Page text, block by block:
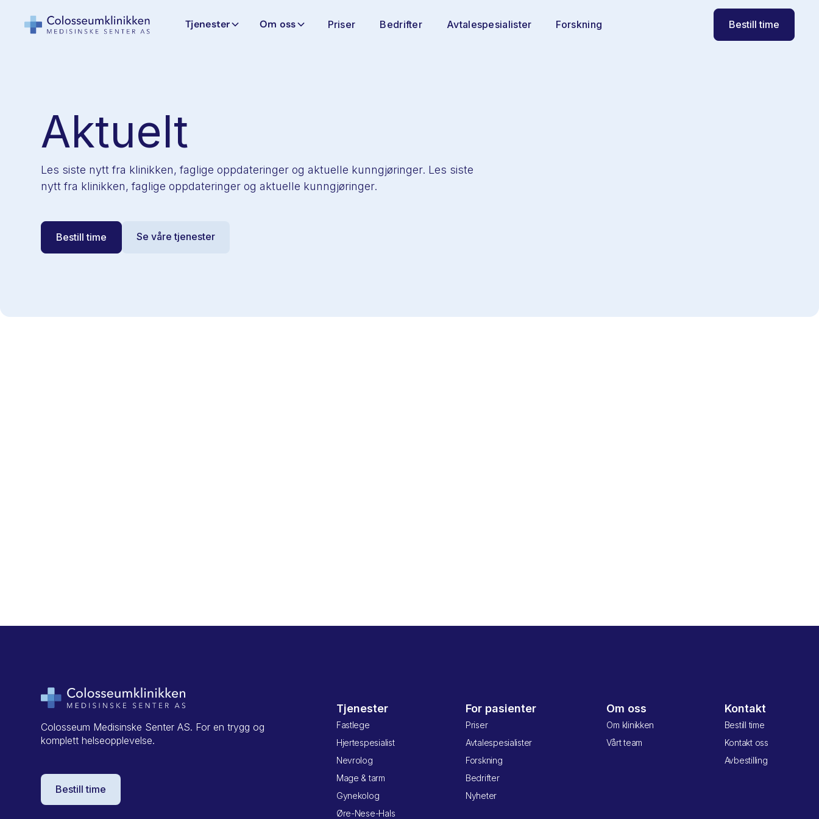
Tjenester Om oss Priser Bedrifter Avtalespesialister Forskning Bestill time
Aktuelt
Les siste nytt fra klinikken, faglige oppdateringer og aktuelle kunngjøringer. Les siste
nytt fra klinikken, faglige oppdateringer og aktuelle kunngjøringer.
Bestill time Se våre tjenester
Colosseum Medisinske Senter AS. For en trygg og
komplett helseopplevelse.
Bestill time
Tjenester
Fastlege
Hjertespesialist
Nevrolog
Mage & tarm
Gynekolog
Øre-Nese-Hals
For pasienter
Priser
Avtalespesialister
Forskning
Bedrifter
Nyheter
Om oss
Om klinikken
Vårt team
Kontakt
Bestill time
Kontakt oss
Avbestilling